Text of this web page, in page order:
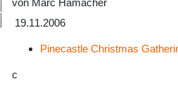
von Marc Hamacher
19.11.2006
Pinecastle Christmas
c